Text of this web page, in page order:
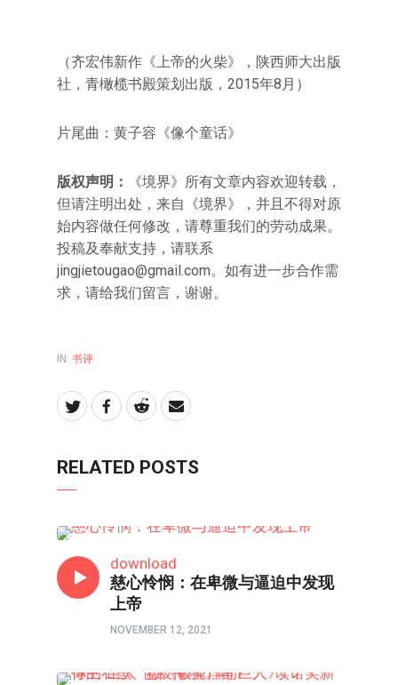
（齐宏伟新作《上帝的火柴》，陕西师大出版
社，青橄榄书殿策划出版，2015年8月）
片尾曲：黄子容《像个童话》
版权声明：
《境界》所有文章内容欢迎转载，
但请注明出处，来自《境界》，并且不得对原
始内容做任何修改，请尊重我们的劳动成果。
投稿及奉献支持，请联系
jingjietougao@gmail.com。如有进一步合作需
求，请给我们留言，谢谢。
IN: 书评
RELATED POSTS
download
慈心怜悯：在卑微与逼迫中发现
上帝
NOVEMBER 12, 2021